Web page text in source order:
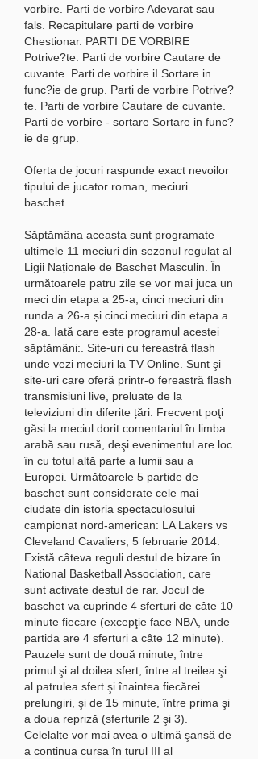
vorbire. Parti de vorbire Adevarat sau
fals. Recapitulare parti de vorbire
Chestionar. PARTI DE VORBIRE
Potrive?te. Parti de vorbire Cautare de
cuvante. Parti de vorbire iI Sortare in
func?ie de grup. Parti de vorbire Potrive?
te. Parti de vorbire Cautare de cuvante.
Parti de vorbire - sortare Sortare in func?
ie de grup.
Oferta de jocuri raspunde exact nevoilor
tipului de jucator roman, meciuri
baschet.
Săptămâna aceasta sunt programate
ultimele 11 meciuri din sezonul regulat al
Ligii Naționale de Baschet Masculin. În
următoarele patru zile se vor mai juca un
meci din etapa a 25-a, cinci meciuri din
runda a 26-a și cinci meciuri din etapa a
28-a. Iată care este programul acestei
săptămâni:. Site-uri cu fereastră flash
unde vezi meciuri la TV Online. Sunt şi
site-uri care oferă printr-o fereastră flash
transmisiuni live, preluate de la
televiziuni din diferite țări. Frecvent poţi
găsi la meciul dorit comentariul în limba
arabă sau rusă, deşi evenimentul are loc
în cu totul altă parte a lumii sau a
Europei. Următoarele 5 partide de
baschet sunt considerate cele mai
ciudate din istoria spectaculosului
campionat nord-american: LA Lakers vs
Cleveland Cavaliers, 5 februarie 2014.
Există câteva reguli destul de bizare în
National Basketball Association, care
sunt activate destul de rar. Jocul de
baschet va cuprinde 4 sferturi de câte 10
minute fiecare (excepţie face NBA, unde
partida are 4 sferturi a câte 12 minute).
Pauzele sunt de două minute, între
primul şi al doilea sfert, între al treilea şi
al patrulea sfert şi înaintea fiecărei
prelungiri, şi de 15 minute, între prima şi
a doua repriză (sferturile 2 şi 3).
Celelalte vor mai avea o ultimă şansă de
a continua cursa în turul III al